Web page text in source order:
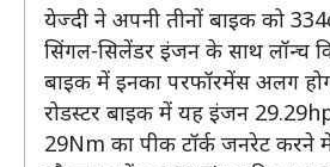
येज्दी ने अपनी तीनों बाइक को
सिंगल-सिलेंडर इंजन के साथ लॉन्च
बाइक में इनका परफॉरमेंस अलग
रोडस्टर बाइक में यह इंजन
29Nm का पीक टॉर्क जनरेट करने